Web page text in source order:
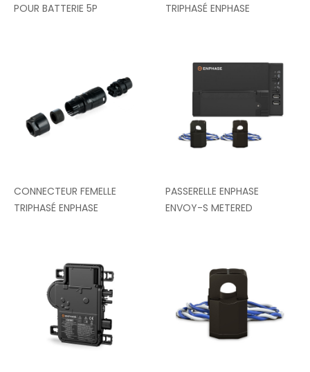
POUR BATTERIE 5P
TRIPHASÉ ENPHASE
CONNECTEUR FEMELLE
TRIPHASÉ ENPHASE
PASSERELLE ENPHASE
ENVOY-S METERED